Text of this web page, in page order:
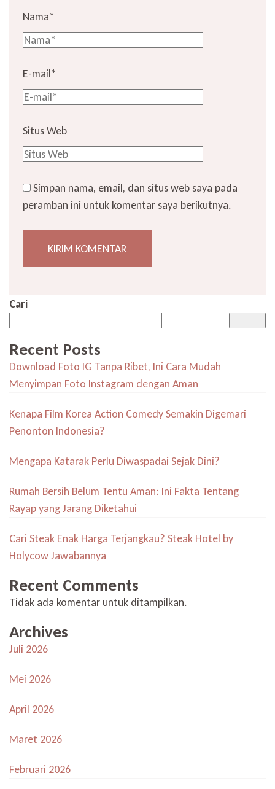
Nama*
E-mail*
Situs Web
Simpan nama, email, dan situs web saya pada
peramban ini untuk komentar saya berikutnya.
Cari
Recent Posts
Download Foto IG Tanpa Ribet, Ini Cara Mudah
Menyimpan Foto Instagram dengan Aman
Kenapa Film Korea Action Comedy Semakin Digemari
Penonton Indonesia?
Mengapa Katarak Perlu Diwaspadai Sejak Dini?
Rumah Bersih Belum Tentu Aman: Ini Fakta Tentang
Rayap yang Jarang Diketahui
Cari Steak Enak Harga Terjangkau? Steak Hotel by
Holycow Jawabannya
Recent Comments
Tidak ada komentar untuk ditampilkan.
Archives
Juli 2026
Mei 2026
April 2026
Maret 2026
Februari 2026